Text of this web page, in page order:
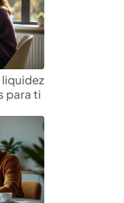
para ti